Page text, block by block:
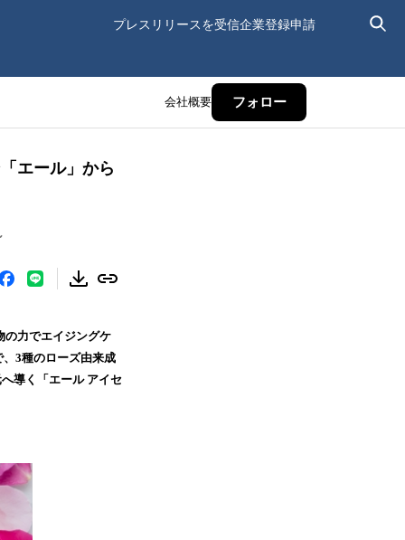
プレスリリースを受信企業登録申請
会社概要 フォロー
エール」から
の力でエイジングケ
3種のローズ由来成
導く「エール アイセ